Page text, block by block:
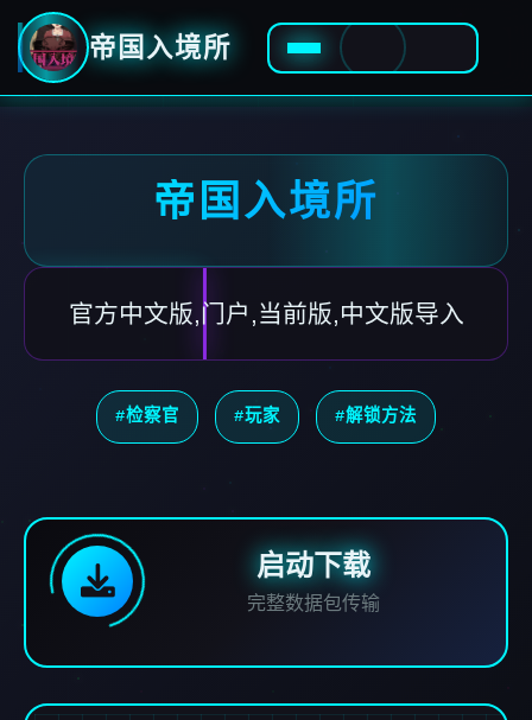
帝国入境所
帝国入境所
官方中文版,门户,当前版,中文版导入
#检察官 #玩家 #解锁方法
启动下载
完整数据包传输